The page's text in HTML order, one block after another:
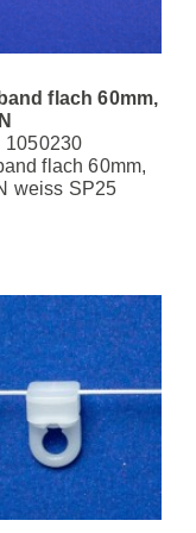
flach 60mm,
1050230
flach 60mm,
weiss SP25